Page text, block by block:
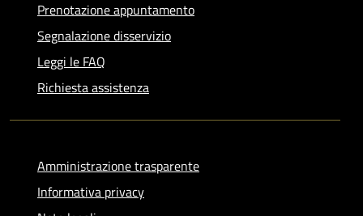
Prenotazione appuntamento
Segnalazione disservizio
Leggi le FAQ
Richiesta assistenza
Amministrazione trasparente
Informativa privacy